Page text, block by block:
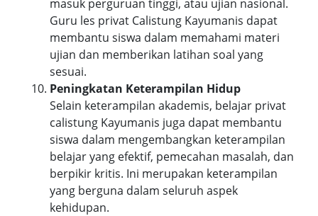
masuk perguruan tinggi, atau ujian nasional.
Guru les privat Calistung Kayumanis dapat
membantu siswa dalam memahami materi
ujian dan memberikan latihan soal yang
sesuai.
Peningkatan Keterampilan Hidup
Selain keterampilan akademis, belajar privat
calistung Kayumanis juga dapat membantu
siswa dalam mengembangkan keterampilan
belajar yang efektif, pemecahan masalah, dan
berpikir kritis. Ini merupakan keterampilan
yang berguna dalam seluruh aspek
kehidupan.